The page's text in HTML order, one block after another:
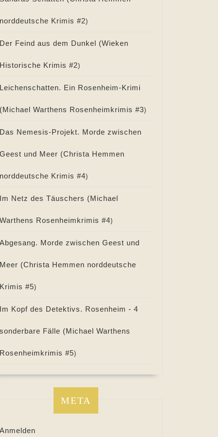
norddeutsche Krimis #2)
Der Feind aus dem Dunkel (Wieken
Historische Krimis #2)
Leichenschatten. Ein Rosenheim-Krimi
(Michael Warthens Rosenheimkrimis #3)
Das Nemesis-Projekt. Morde zwischen
Geest und Meer (Christa Hemmen
norddeutsche Krimis #4)
Im Netz des Täuschers (Michael
Warthens Rosenheimkrimis #4)
Abgesang. Morde zwischen Geest und
Meer (Christa Hemmen norddeutsche
Krimis #5)
Im Kopf des Detektivs. Rosenheim - 4
sonderbare Fälle (Michael Warthens
Rosenheimkrimis #5)
META
Anmelden